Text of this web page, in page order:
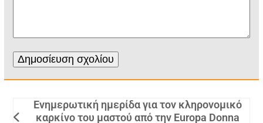
Ενημερωτική ημερίδα για τον κληρονομικό
καρκίνο του μαστού από την Europa Donna